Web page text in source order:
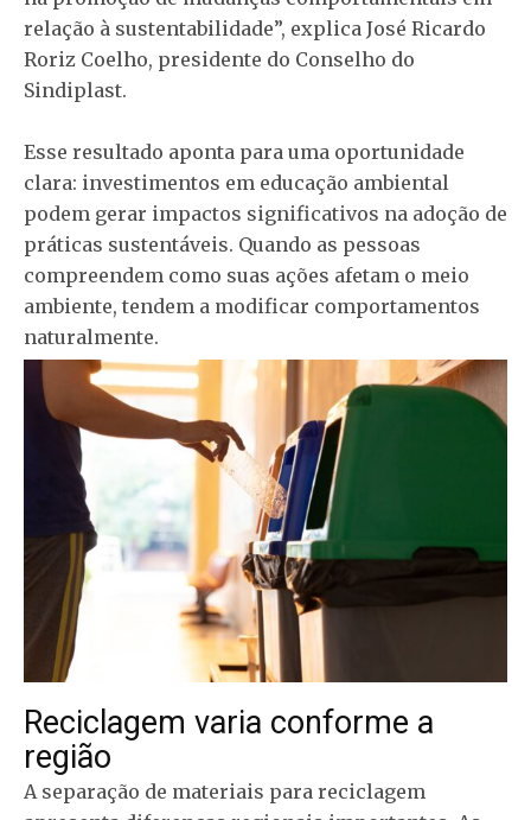
relação à sustentabilidade”, explica José Ricardo
Roriz Coelho, presidente do Conselho do
Sindiplast.
Esse resultado aponta para uma oportunidade
clara: investimentos em educação ambiental
podem gerar impactos significativos na adoção de
práticas sustentáveis. Quando as pessoas
compreendem como suas ações afetam o meio
ambiente, tendem a modificar comportamentos
naturalmente.
Reciclagem varia conforme a
região
A separação de materiais para reciclagem